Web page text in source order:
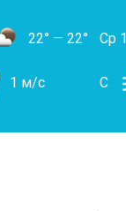
22° — 22°
1 м/с
Ср
С